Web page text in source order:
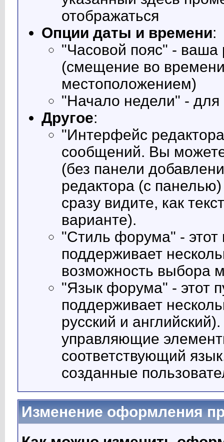
отображаться
Опции даты и времени:
"Часовой пояс" - ваша
(смещение во
местоположением)
"Начало недели" -
Другое:
"Интерфейс
сообщений. Вы
(без панели
редактора (с
сразу видите, как
варианте).
"Стиль форума" - этот
поддерживает
возможность выбора
"Язык форума" - этот
поддерживает
русский и
управляющие
соответствующий
созданные
Изменение оформления